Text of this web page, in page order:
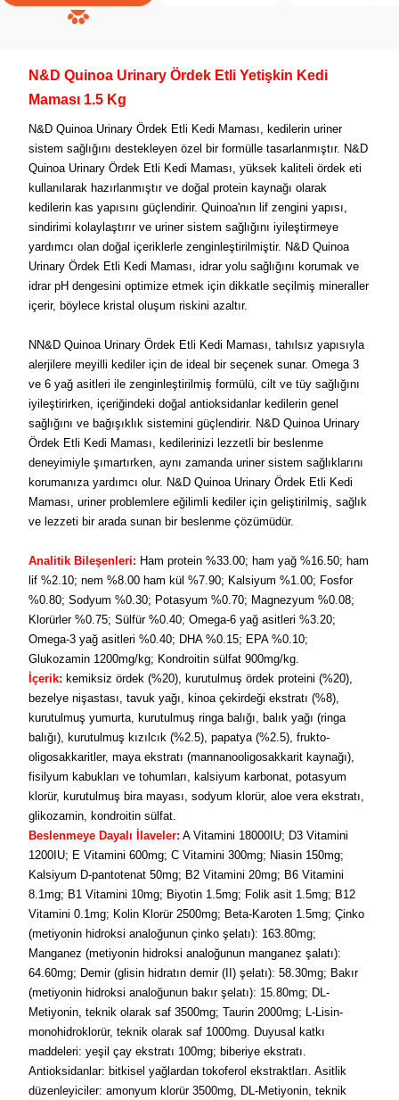
N&D Quinoa Urinary Ördek Etli Yetişkin Kedi
Maması 1.5 Kg
N&D Quinoa Urinary Ördek Etli Kedi Maması, kedilerin uriner
sistem sağlığını destekleyen özel bir formülle tasarlanmıştır. N&D
Quinoa Urinary Ördek Etli Kedi Maması, yüksek kaliteli ördek eti
kullanılarak hazırlanmıştır ve doğal protein kaynağı olarak
kedilerin kas yapısını güçlendirir. Quinoa'nın lif zengini yapısı,
sindirimi kolaylaştırır ve uriner sistem sağlığını iyileştirmeye
yardımcı olan doğal içeriklerle zenginleştirilmiştir. N&D Quinoa
Urinary Ördek Etli Kedi Maması, idrar yolu sağlığını korumak ve
idrar pH dengesini optimize etmek için dikkatle seçilmiş mineraller
içerir, böylece kristal oluşum riskini azaltır.
NN&D Quinoa Urinary Ördek Etli Kedi Maması, tahılsız yapısıyla
alerjilere meyilli kediler için de ideal bir seçenek sunar. Omega 3
ve 6 yağ asitleri ile zenginleştirilmiş formülü, cilt ve tüy sağlığını
iyileştirirken, içeriğindeki doğal antioksidanlar kedilerin genel
sağlığını ve bağışıklık sistemini güçlendirir. N&D Quinoa Urinary
Ördek Etli Kedi Maması, kedilerinizi lezzetli bir beslenme
deneyimiyle şımartırken, aynı zamanda uriner sistem sağlıklarını
korumanıza yardımcı olur. N&D Quinoa Urinary Ördek Etli Kedi
Maması, uriner problemlere eğilimli kediler için geliştirilmiş, sağlık
ve lezzeti bir arada sunan bir beslenme çözümüdür.
Analitik Bileşenleri: Ham protein %33.00; ham yağ %16.50; ham
lif %2.10; nem %8.00 ham kül %7.90; Kalsiyum %1.00; Fosfor
%0.80; Sodyum %0.30; Potasyum %0.70; Magnezyum %0.08;
Klorürler %0.75; Sülfür %0.40; Omega-6 yağ asitleri %3.20;
Omega-3 yağ asitleri %0.40; DHA %0.15; EPA %0.10;
Glukozamin 1200mg/kg; Kondroitin sülfat 900mg/kg.
İçerik: kemiksiz ördek (%20), kurutulmuş ördek proteini (%20),
bezelye nişastası, tavuk yağı, kinoa çekirdeği ekstratı (%8),
kurutulmuş yumurta, kurutulmuş ringa balığı, balık yağı (ringa
balığı), kurutulmuş kızılcık (%2.5), papatya (%2.5), frukto-
oligosakkaritler, maya ekstratı (mannanooligosakkarit kaynağı),
fisilyum kabukları ve tohumları, kalsiyum karbonat, potasyum
klorür, kurutulmuş bira mayası, sodyum klorür, aloe vera ekstratı,
glikozamin, kondroitin sülfat.
Beslenmeye Dayalı İlaveler: A Vitamini 18000IU; D3 Vitamini
1200IU; E Vitamini 600mg; C Vitamini 300mg; Niasin 150mg;
Kalsiyum D-pantotenat 50mg; B2 Vitamini 20mg; B6 Vitamini
8.1mg; B1 Vitamini 10mg; Biyotin 1.5mg; Folik asit 1.5mg; B12
Vitamini 0.1mg; Kolin Klorür 2500mg; Beta-Karoten 1.5mg; Çinko
(metiyonin hidroksi analoğunun çinko şelatı): 163.80mg;
Manganez (metiyonin hidroksi analoğunun manganez şalatı):
64.60mg; Demir (glisin hidratın demir (II) şelatı): 58.30mg; Bakır
(metiyonin hidroksi analoğunun bakır şelatı): 15.80mg; DL-
Metiyonin, teknik olarak saf 3500mg; Taurin 2000mg; L-Lisin-
monohidroklorür, teknik olarak saf 1000mg. Duyusal katkı
maddeleri: yeşil çay ekstratı 100mg; biberiye ekstratı.
Antioksidanlar: bitkisel yağlardan tokoferol ekstraktları. Asitlik
düzenleyiciler: amonyum klorür 3500mg, DL-Metiyonin, teknik